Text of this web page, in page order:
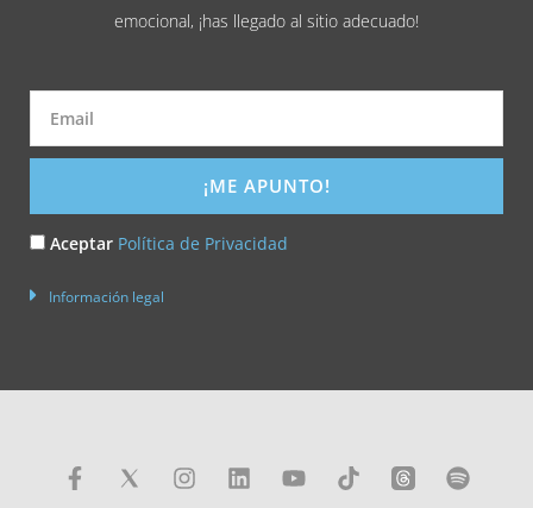
emocional, ¡has llegado al sitio adecuado!
Email
Acepto
Privacidad
Aceptar Política de Privacidad
¡ME APUNTO!
Información legal
F
a
I L Y T
i
S
p